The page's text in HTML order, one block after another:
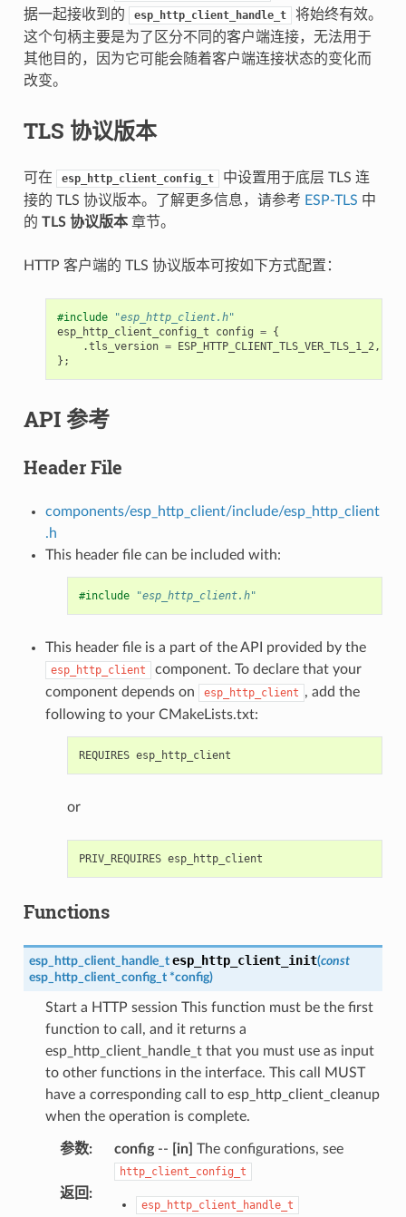
据一起接收到的
esp_http_client_handle_t
将始终有效。
这个句柄主要是为了区分不同的客户端连接，无法用于
其他目的，因为它可能会随着客户端连接状态的变化而
改变。
TLS 协议版本
可在 esp_http_client_config_t
中设置用于底层 TLS 连
接的 TLS 协议版本。了解更多信息，请参考 ESP-TLS 中
的 TLS 协议版本章节。
HTTP 客户端的 TLS 协议版本可按如下方式配置：
#include
"esp_http_client.h"
esp_http_client_config_t
config = {
.tls_version = ESP_HTTP_CLIENT_TLS_VER_TLS_1_2,
};
API 参考
Header File
components/esp_http_client/include/esp_http_client
.h
This header file can be included with:
#include "esp_http_client.h"
This header file is a part of the API provided by the
esp_http_client
component. To declare that your
component depends on
esp_http_client , add the
following to your CMakeLists.txt:
or
Functions
esp_http_client_handle_t esp_http_client_init(const
esp_http_client_config_t *config)
Start a HTTP session This function must be the first
function to call, and it returns a
esp_http_client_handle_t that you must use as input
to other functions in the interface. This call MUST
have a corresponding call to esp_http_client_cleanup
when the operation is complete.
参数: config-- [in] The configurations, see
http_client_config_t
返回 :
esp_http_client_handle_t